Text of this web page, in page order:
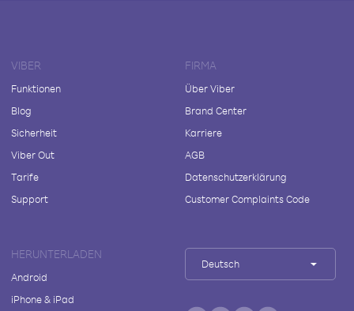
VIBER
Funktionen
Blog
Sicherheit
Viber Out
Tarife
Support
FIRMA
Über Viber
Brand Center
Karriere
AGB
Datenschutzerklärung
Customer Complaints Code
HERUNTERLADEN
Android
iPhone & iPad
Deutsch